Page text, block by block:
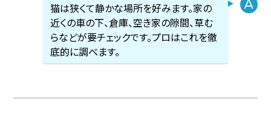
猫は狭くて静かな場所を好みます。家の
近くの車の下、倉庫、空き家の隙間、草む
らなどが要チェックです。プロはこれを徹
底的に調べます。